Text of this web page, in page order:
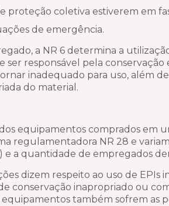
proteção coletiva estiverem em
de emergência.
a NR 6 determina a
ser responsável pela
inadequado para uso, além
do material.
equipamentos comprados em
regulamentadora NR 28 e
e a quantidade de empregados
dizem respeito ao uso de
conservação inapropriado ou
também sofrem as